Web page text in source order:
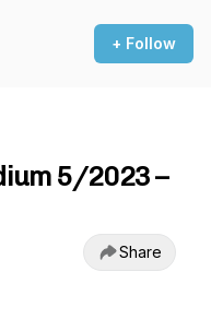
+ Follow
5/2023 –
Share